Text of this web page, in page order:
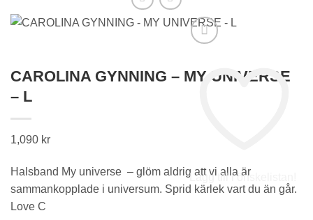
Lägg till i önskelistan!
CAROLINA GYNNING – MY UNIVERSE
– L
1,090 kr
Halsband My universe – glöm aldrig att vi alla är
sammankopplade i universum. Sprid kärlek vart du än går.
Love C